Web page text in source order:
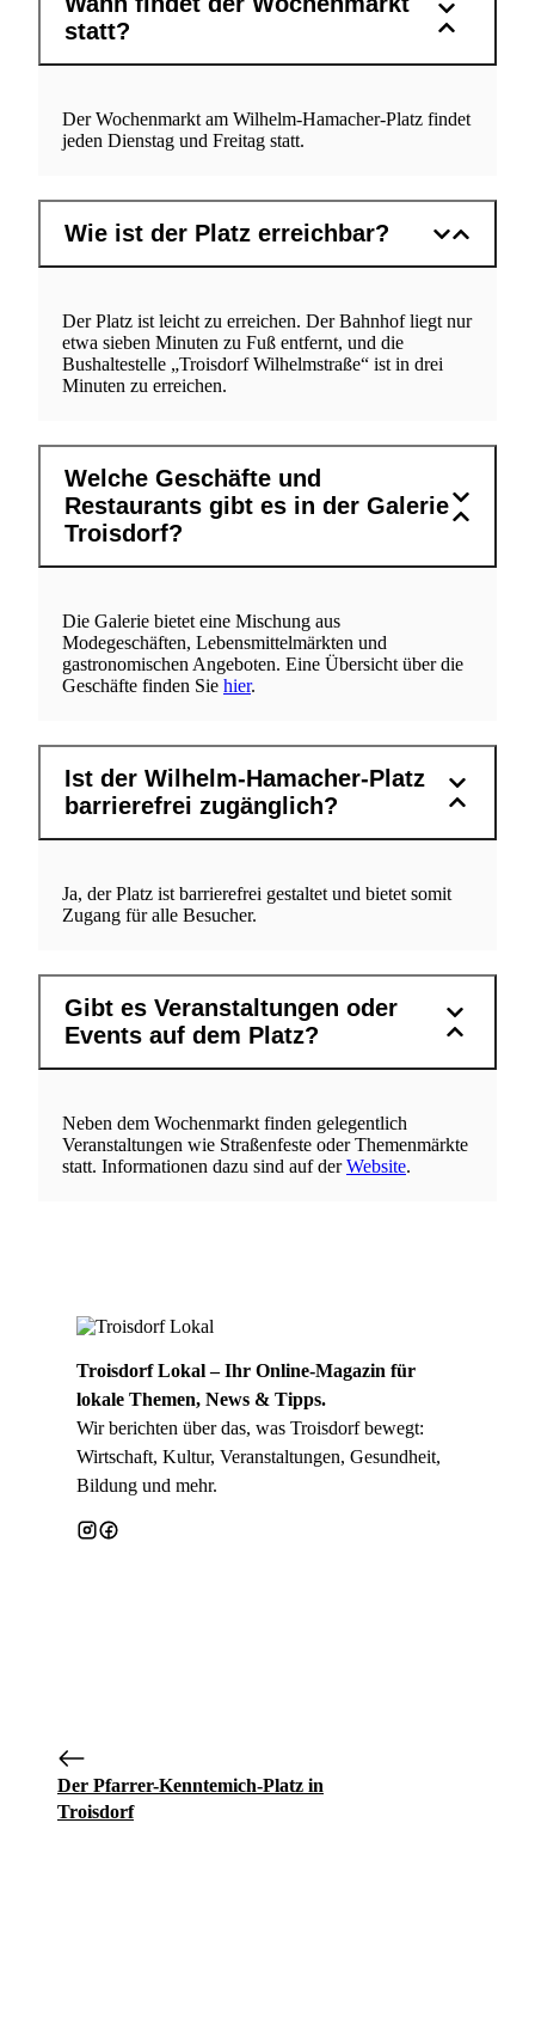
statt?
Der Wochenmarkt am Wilhelm-Hamacher-Platz findet
jeden Dienstag und Freitag statt.
Wie ist der Platz erreichbar?
Der Platz ist leicht zu erreichen. Der Bahnhof liegt nur
etwa sieben Minuten zu Fuß entfernt, und die
Bushaltestelle „Troisdorf Wilhelmstraße“ ist in drei
Minuten zu erreichen.
Welche Geschäfte und
Restaurants gibt es in der Galerie
Troisdorf?
Die Galerie bietet eine Mischung aus
Modegeschäften, Lebensmittelmärkten und
gastronomischen Angeboten. Eine Übersicht über die
Geschäfte finden Sie hier.
Ist der Wilhelm-Hamacher-Platz
barrierefrei zugänglich?
Ja, der Platz ist barrierefrei gestaltet und bietet somit
Zugang für alle Besucher.
Gibt es Veranstaltungen oder
Events auf dem Platz?
Neben dem Wochenmarkt finden gelegentlich
Veranstaltungen wie Straßenfeste oder Themenmärkte
statt. Informationen dazu sind auf derWebsite.
Troisdorf Lokal – Ihr Online-Magazin für
lokale Themen, News & Tipps.
Wir berichten über das, was Troisdorf bewegt:
Wirtschaft, Kultur, Veranstaltungen, Gesundheit,
Bildung und mehr.
Der Pfarrer-Kenntemich-Platz in
Troisdorf